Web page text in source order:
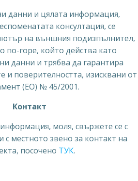
данни и цялата информация,
консултация, се
на външния подизпълнител,
по-горе, който действа като
данни и трябва да гарантира
и поверителността, изисквани от
(ЕО) № 45/2001.
Контакт
моля, свържете се с
с местното звено за контакт на
посочено ТУК.